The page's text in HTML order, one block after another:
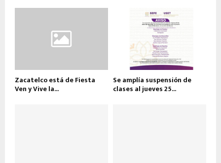
Zacatelco está de Fiesta
Ven y Vive la...
Se amplía suspensión de
clases al jueves 25...